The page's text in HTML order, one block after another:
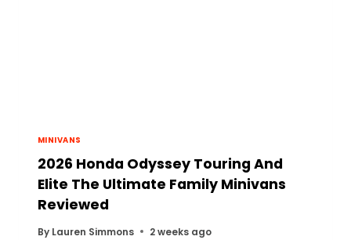
MINIVANS
2026 Honda Odyssey Touring And
Elite The Ultimate Family Minivans
Reviewed
By Lauren Simmons 2 weeks ago